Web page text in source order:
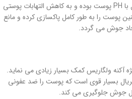
این محصول دارای اسیدیته متعادل با PH پوست بوده و به کاهش التهابات پوستی
پوست را به طور کامل پاکسازی کرده و مانع
جوش می گردد.
آکنه ولگاریس کمک بسیار زیادی می نماید.
بسیار قوی است که پوست را ضد عفونی
جوش جلوگیری می کند.